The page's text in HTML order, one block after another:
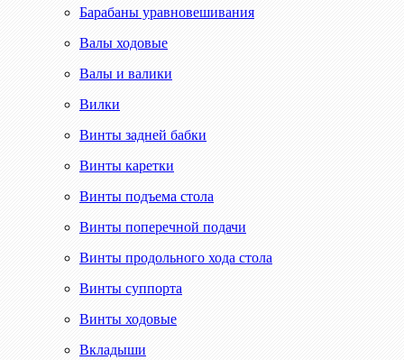
Барабаны уравновешивания
Валы ходовые
Валы и валики
Вилки
Винты задней бабки
Винты каретки
Винты подъема стола
Винты поперечной подачи
Винты продольного хода стола
Винты суппорта
Винты ходовые
Вкладыши